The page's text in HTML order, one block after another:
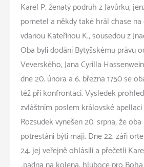
Karel P. ženatý podruh z Javůrku,
pometel a někdy také hrál chase
vdanou Kateřinou K., sousedou z
Oba byli dodání Bytyšskému právu
Veverského, Jana Cyrilla
dne 20. února a 6. března 1750 se
též při konfrontaci. Výsledek
zvláštním poslem královské apellaci
Rozsudek vynešen 20. srpna, že
potrestáni býti mají. Dne 22. září
24. jej veřejně ohlásili a přečetli